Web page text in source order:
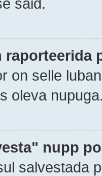
raporteerida
on selle
oleva
nupp
salvestada